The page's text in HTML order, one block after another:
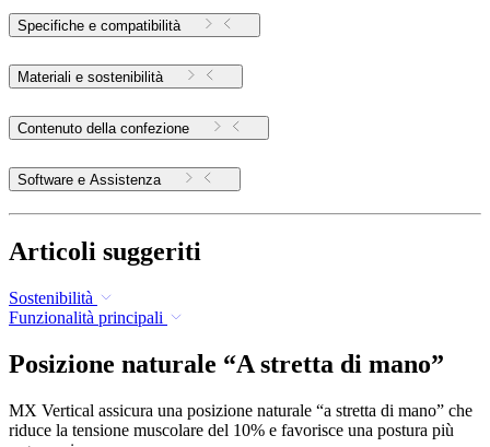
Specifiche e compatibilità
Materiali e sostenibilità
Contenuto della confezione
Software e Assistenza
Articoli suggeriti
Sostenibilità
Funzionalità principali
Posizione naturale “A stretta di mano”
MX Vertical assicura una posizione naturale “a stretta di mano” che
riduce la tensione muscolare del 10% e favorisce una postura più